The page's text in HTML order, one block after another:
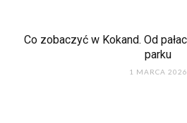
Co zobaczyć w Kokand. Od
parku
1 MARCA 2026